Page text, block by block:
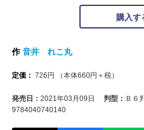
購入す
作音井 れこ丸
定価： 726 円 （本体660円＋税）
発売日： 2021年03月09日 判型： Ｂ６判
9784040740140